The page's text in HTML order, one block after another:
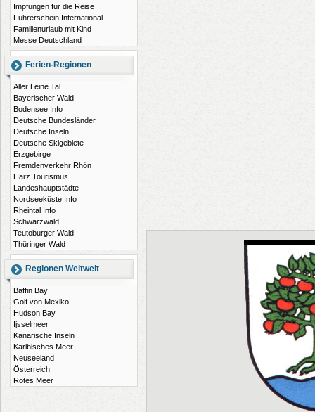
Impfungen für die Reise
Führerschein International
Familienurlaub mit Kind
Messe Deutschland
Ferien-Regionen
Aller Leine Tal
Bayerischer Wald
Bodensee Info
Deutsche Bundesländer
Deutsche Inseln
Deutsche Skigebiete
Erzgebirge
Fremdenverkehr Rhön
Harz Tourismus
Landeshauptstädte
Nordseeküste Info
Rheintal Info
Schwarzwald
Teutoburger Wald
Thüringer Wald
Regionen Weltweit
Baffin Bay
Golf von Mexiko
Hudson Bay
Ijsselmeer
Kanarische Inseln
Karibisches Meer
Neuseeland
Österreich
Rotes Meer